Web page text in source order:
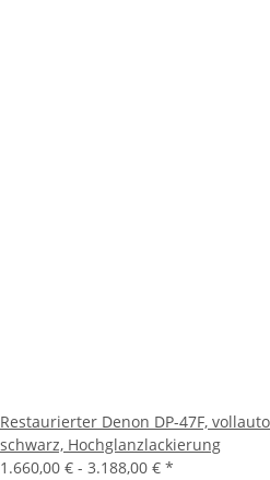
Restaurierter Denon DP-47F,
schwarz, Hochglanzlackierung
1.660,00 € - 3.188,00 € *